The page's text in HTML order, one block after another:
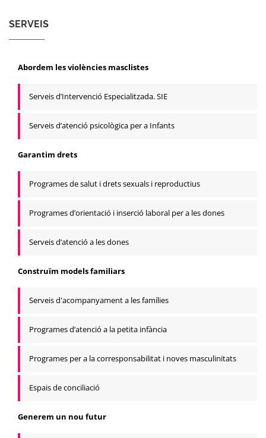
SERVEIS
Abordem les violències masclistes
Serveis d’Intervenció Especialitzada. SIE
Serveis d’atenció psicològica per a Infants
Garantim drets
Programes de salut i drets sexuals i reproductius
Programes d’orientació i inserció laboral per a les dones
Serveis d’atenció a les dones
Construïm models familiars
Serveis d'acompanyament a les famílies
Programes d’atenció a la petita infància
Programes per a la corresponsabilitat i noves masculinitats
Espais de conciliació
Generem un nou futur